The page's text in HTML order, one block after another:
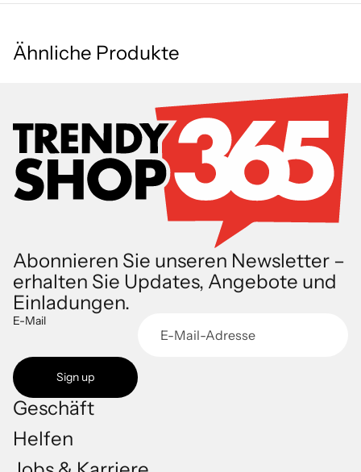
Ähnliche Produkte
Abonnieren Sie unseren Newsletter –
erhalten Sie Updates, Angebote und
Einladungen.
E-Mail
Sign up
Geschäft
Helfen